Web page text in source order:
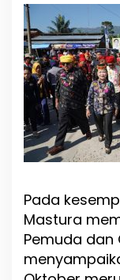
Pada
Mastura
Pemuda dan